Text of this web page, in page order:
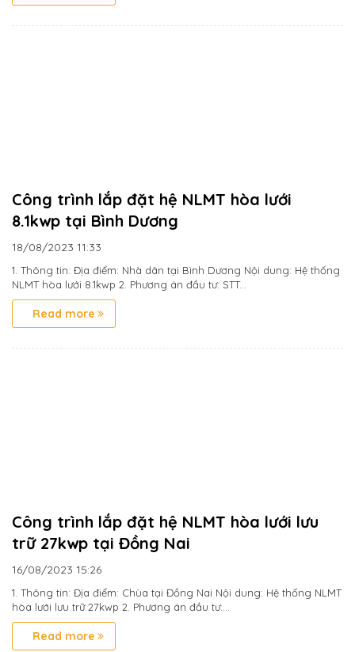
Công trình lắp đặt hệ NLMT hòa lưới
8.1kwp tại Bình Dương
18/08/2023 11:33
1. Thông tin: Địa điểm: Nhà dân tại Bình Dương Nội dung: Hệ thống
NLMT hòa lưới 8.1kwp 2. Phương án đầu tư: STT...
Read more
Công trình lắp đặt hệ NLMT hòa lưới lưu
trữ 27kwp tại Đồng Nai
16/08/2023 15:26
1. Thông tin: Địa điểm: Chùa tại Đồng Nai Nội dung: Hệ thống NLMT
hòa lưới lưu trữ 27kwp 2. Phương án đầu tư:...
Read more